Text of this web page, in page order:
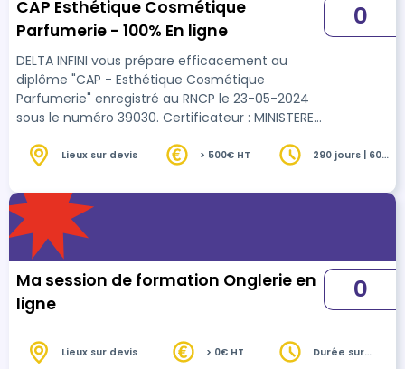
CAP Esthétique Cosmétique
Parfumerie - 100% En ligne
DELTA INFINI vous prépare efficacement au
diplôme "CAP - Esthétique Cosmétique
Parfumerie" enregistré au RNCP le 23-05-2024
sous le numéro 39030. Certificateur : MINISTERE
0
Lieux sur devis > 500€ HT
290 jours | 600
Ma session de formation Onglerie en
ligne
0
Lieux sur devis > 0€ HT
Durée sur